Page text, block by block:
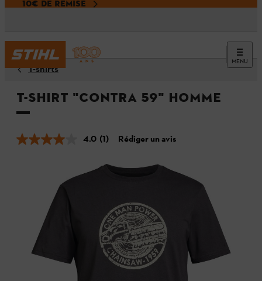
10€ DE REMISE
MENU
T-shirts
T-shirt "CONTRA 59" Homme
4.0 (1) Rédiger un avis